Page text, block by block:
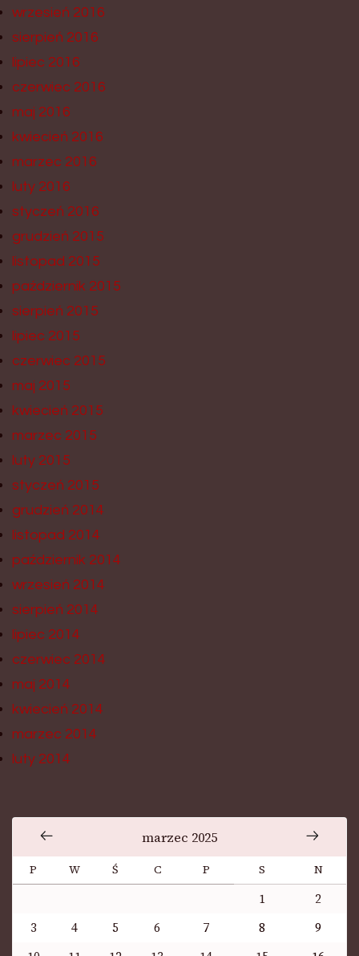
wrzesień 2016
sierpień 2016
lipiec 2016
czerwiec 2016
maj 2016
kwiecień 2016
marzec 2016
luty 2016
styczeń 2016
grudzień 2015
listopad 2015
październik 2015
sierpień 2015
lipiec 2015
czerwiec 2015
maj 2015
kwiecień 2015
marzec 2015
luty 2015
styczeń 2015
grudzień 2014
listopad 2014
październik 2014
wrzesień 2014
sierpień 2014
lipiec 2014
czerwiec 2014
maj 2014
kwiecień 2014
marzec 2014
luty 2014
marzec 2025
P W Ś C P S N
1
2
3
4 5 6 7 8
9